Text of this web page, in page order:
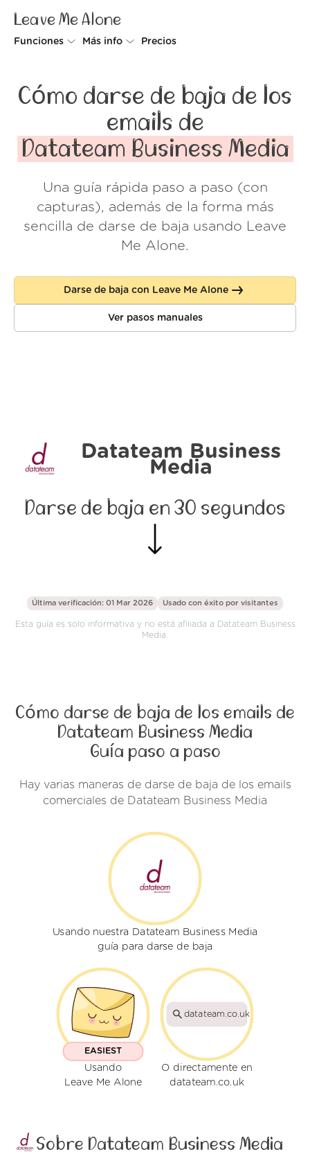
Leave Me Alone
Funciones
Screener
Spam Blocker
Do-not-disturb
Más info
Seguridad
Muro de amor
Nosotros
Acceder
Precios
Cómo darse de baja de los
emails de
Datateam Business Media
Una guía rápida paso a paso (con
capturas), además de la forma más
sencilla de darse de baja usando Leave
Me Alone.
Darse de baja con Leave Me Alone
Ver pasos manuales
Datateam Business
Media
Darse de baja en 30 segundos
Última verificación: 01 Mar 2026 Usado con éxito por visitantes
Esta guía es solo informativa y no está afiliada a Datateam Business
Media.
Cómo darse de baja de los emails de
Datateam Business Media
Guía paso a paso
Hay varias maneras de darse de baja de los emails
comerciales de Datateam Business Media
Usando nuestra Datateam Business Media
guía para darse de baja
EASIEST
Usando
Leave Me Alone
datateam.co.uk
O directamente en
datateam.co.uk
Sobre Datateam Business Media